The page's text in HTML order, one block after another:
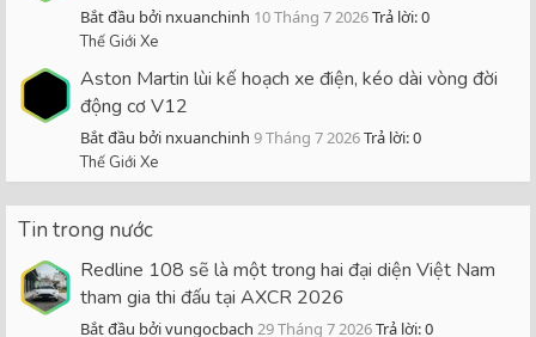
Bắt đầu bởi nxuanchinh 10 Tháng 7 2026Trả lời: 0
Thế Giới Xe
Aston Martin lùi kế hoạch xe điện, kéo dài vòng đời
động cơ V12
Bắt đầu bởi nxuanchinh 9 Tháng 7 2026Trả lời: 0
Thế Giới Xe
Tin trong nước
Redline 108 sẽ là một trong hai đại diện Việt Nam
tham gia thi đấu tại AXCR 2026
Bắt đầu bởi vungocbach 29 Tháng 7 2026Trả lời: 0